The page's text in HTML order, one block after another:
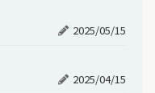
2025/05/15
2025/04/15